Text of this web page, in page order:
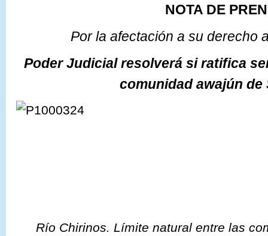
NOTA DE
Por la afectación a su derecho
Poder Judicial resolverá si ratifica
comunidad awajún de
Río Chirinos. Límite natural entre las